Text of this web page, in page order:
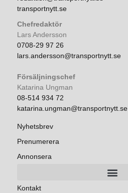
transportnytt.se
Chefredaktör
Lars Andersson
0708-29 97 26
lars.andersson@transportnytt.se
Försäljningschef
Katarina Ungman
08-514 934 72
katarina.ungman@transportnytt.se
Nyhetsbrev
Prenumerera
Annonsera
Kontakt